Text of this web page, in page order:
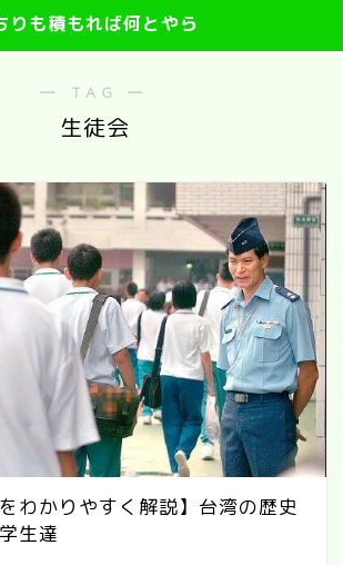
りも積もれば何とやら
― TAG ―
生徒会
わかりやすく解説】台湾の歴史
生達